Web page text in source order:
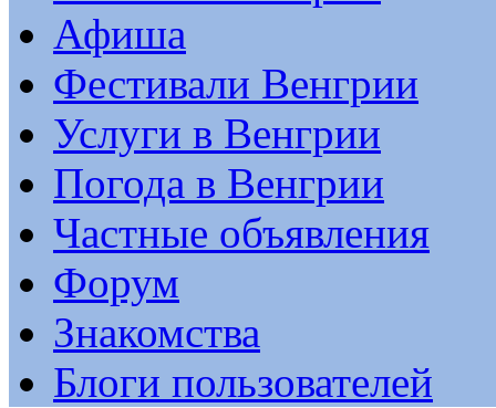
Афиша
Фестивали Венгрии
Услуги в Венгрии
Погода в Венгрии
Частные объявления
Форум
Знакомства
Блоги пользователей